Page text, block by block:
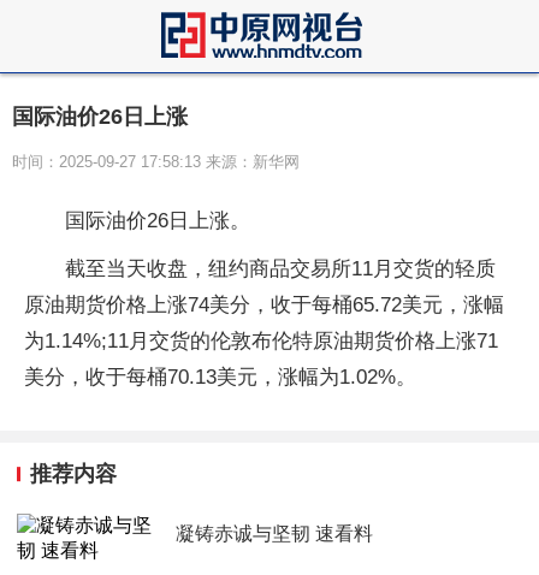
国际油价26日上涨
时间：2025-09-27 17:58:13 来源：新华网
国际油价26日上涨。
截至当天收盘，纽约商品交易所11月交货的轻质
原油期货价格上涨74美分，收于每桶65.72美元，涨幅
为1.14%;11月交货的伦敦布伦特原油期货价格上涨71
美分，收于每桶70.13美元，涨幅为1.02%。
推荐内容
凝铸赤诚与坚韧 速看料